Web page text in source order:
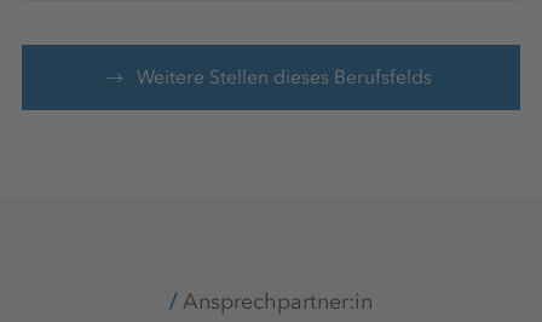
Weitere Stellen dieses Berufsfelds
Ansprechpartner:in